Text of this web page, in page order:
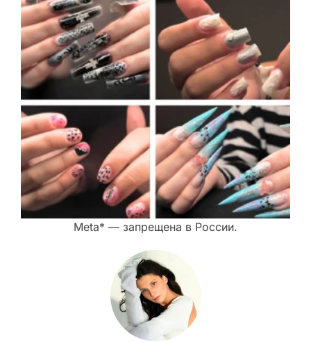
Meta* — запрещена в России.